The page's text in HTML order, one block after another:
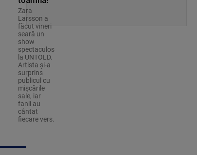
Zara
Larsson a
făcut vineri
seară un
show
spectaculos
la UNTOLD.
Artista și-a
surprins
publicul cu
mișcările
sale, iar
fanii au
cântat
fiecare vers.